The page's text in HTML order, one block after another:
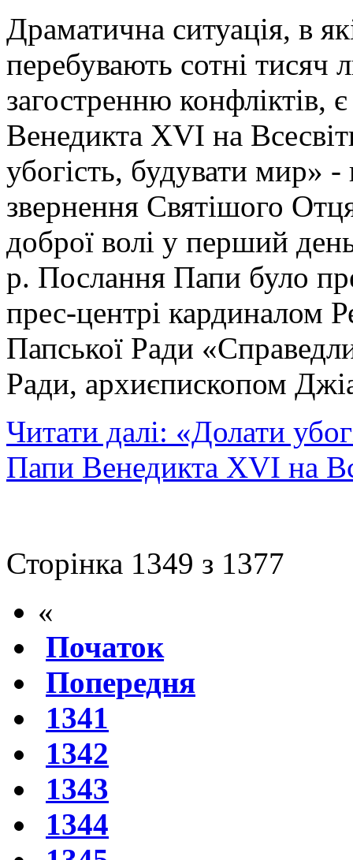
Драматична ситуація, в
перебувають сотні тисяч
загостренню конфліктів,
Венедикта XVI на
убогість, будувати мир»
звернення Святішого
доброї волі у перший
р. Послання Папи було
прес-центрі кардиналом
Папської Ради
Ради, архиєпископом
Читати далі: «Долати
Папи Венедикта XVI на
Сторінка 1349 з 1377
«
Початок
Попередня
1341
1342
1343
1344